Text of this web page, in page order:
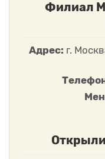
Филиал
Адрес: г.